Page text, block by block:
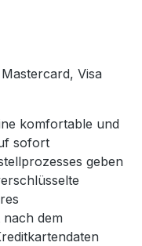
Visa
komfortable und
sofort
geben
dem